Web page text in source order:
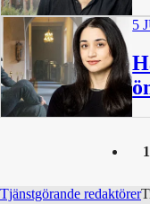
5
1
Tjänstgörande redaktörer